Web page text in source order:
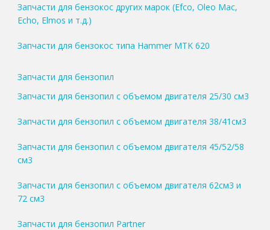
Запчасти для бензокос других марок (Efco, Oleo Mac,
Echo, Elmos и т.д.)
Запчасти для бензокос типа Hammer MTK 620
Запчасти для бензопил
Запчасти для бензопил с объемом двигателя 25/30 см3
Запчасти для бензопил с объемом двигателя 38/41см3
Запчасти для бензопил с объемом двигателя 45/52/58
см3
Запчасти для бензопил с объемом двигателя 62см3 и
72 см3
Запчасти для бензопил Partner